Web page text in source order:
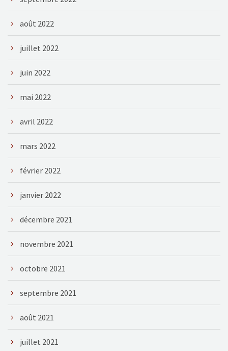
août 2022
juillet 2022
juin 2022
mai 2022
avril 2022
mars 2022
février 2022
janvier 2022
décembre 2021
novembre 2021
octobre 2021
septembre 2021
août 2021
juillet 2021